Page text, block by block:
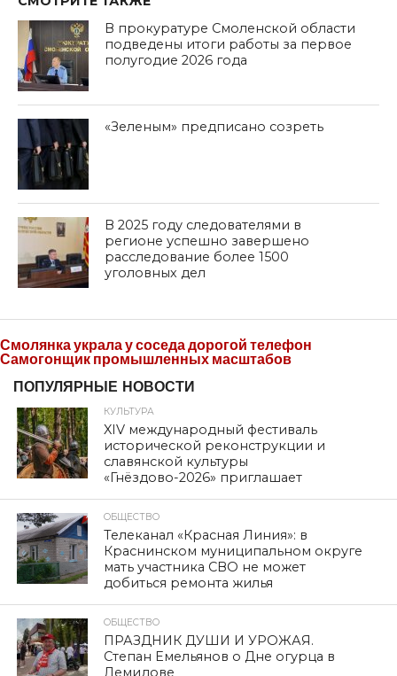
В прокуратуре Смоленской области
подведены итоги работы за первое
полугодие 2026 года
«Зеленым» предписано созреть
В 2025 году следователями в
регионе успешно завершено
расследование более 1500
уголовных дел
Смолянка украла у соседа дорогой телефон
Самогонщик промышленных масштабов
ПОПУЛЯРНЫЕ НОВОСТИ
КУЛЬТУРА
XIV международный фестиваль
исторической реконструкции и
славянской культуры
«Гнёздово-2026» приглашает
ОБЩЕСТВО
Телеканал «Красная Линия»: в
Краснинском муниципальном округе
мать участника СВО не может
добиться ремонта жилья
ОБЩЕСТВО
ПРАЗДНИК ДУШИ И УРОЖАЯ.
Степан Емельянов о Дне огурца в
Демидове